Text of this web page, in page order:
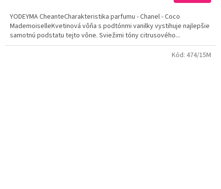
z
5
hviezdičiek.
YODEYMA CheanteCharakteristika parfumu - Chanel - Coco
MademoiselleKvetinová vôňa s podtónmi vanilky vystihuje najlepšie
samotnú podstatu tejto vône. Sviežimi tóny citrusového...
Kód: 474/15M